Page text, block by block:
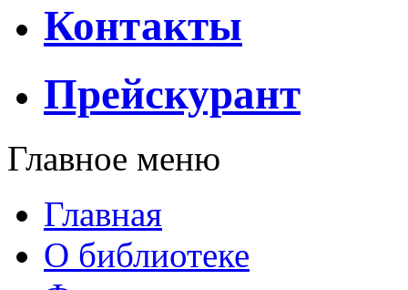
Контакты
Прейскурант
Главное меню
Главная
О библиотеке